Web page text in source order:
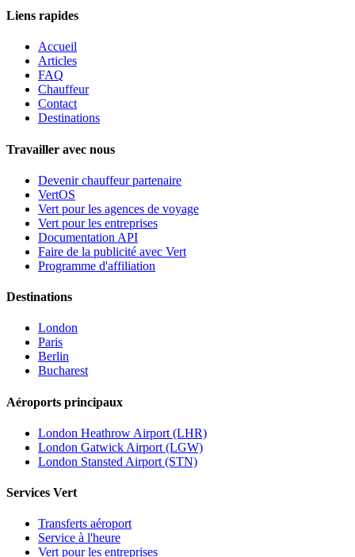
Liens rapides
Accueil
Articles
FAQ
Chauffeur
Contact
Destinations
Travailler avec nous
Devenir chauffeur partenaire
VertOS
Vert pour les agences de voyage
Vert pour les entreprises
Documentation API
Faire de la publicité avec Vert
Programme d'affiliation
Destinations
London
Paris
Berlin
Bucharest
Aéroports principaux
London Heathrow Airport (LHR)
London Gatwick Airport (LGW)
London Stansted Airport (STN)
Services Vert
Transferts aéroport
Service à l'heure
Vert pour les entreprises